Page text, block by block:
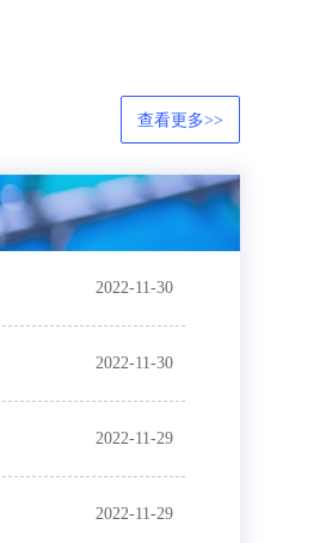
查看更多>>
2022-11-30
2022-11-30
2022-11-29
2022-11-29